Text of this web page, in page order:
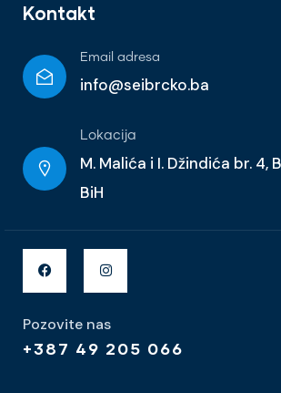
Kontakt
Email adresa
info@seibrcko.ba
Lokacija
M. Malića i I. Džindića br.
BiH
Pozovite nas
+387 49 205 066